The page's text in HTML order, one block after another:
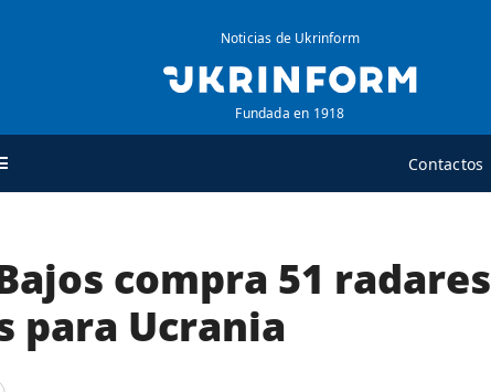
Noticias de Ukrinform
Fundada en 1918
Contactos
AGENCIA
sobre la agencia
contacto
ADICIONAL
compra 51 radares
para Ucrania